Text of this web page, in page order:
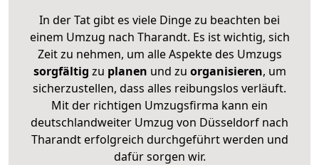
In der Tat gibt es viele Dinge zu beachten bei
einem Umzug nach Tharandt. Es ist wichtig, sich
Zeit zu nehmen, um alle Aspekte des Umzugs
sorgfältig zu planen und zu organisieren, um
sicherzustellen, dass alles reibungslos verläuft.
Mit der richtigen Umzugsfirma kann ein
deutschlandweiter Umzug von Düsseldorf nach
Tharandt erfolgreich durchgeführt werden und
dafür sorgen wir.